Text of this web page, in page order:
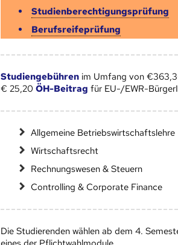
Studienberechtigungsprüfung
Berufsreifeprüfung
Studiengebühren im Umfang von
€ 25,20ÖH-Beitrag für EU-/EWR-
Allgemeine Betriebswirtschaftslehre
Wirtschaftsrecht
Rechnungswesen & Steuern
Controlling & Corporate Finance
Die Studierenden wählen ab dem 4.